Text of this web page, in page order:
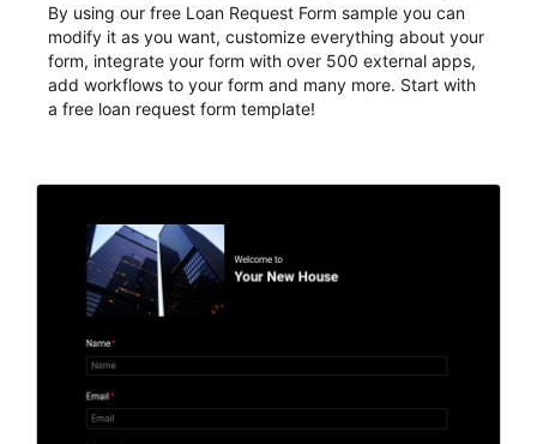
By using our free Loan Request Form sample you can
modify it as you want, customize everything about your
form, integrate your form with over 500 external apps,
add workflows to your form and many more. Start with
a free loan request form template!